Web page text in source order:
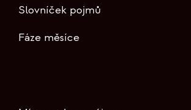
Slovníček pojmů
Fáze měsíce